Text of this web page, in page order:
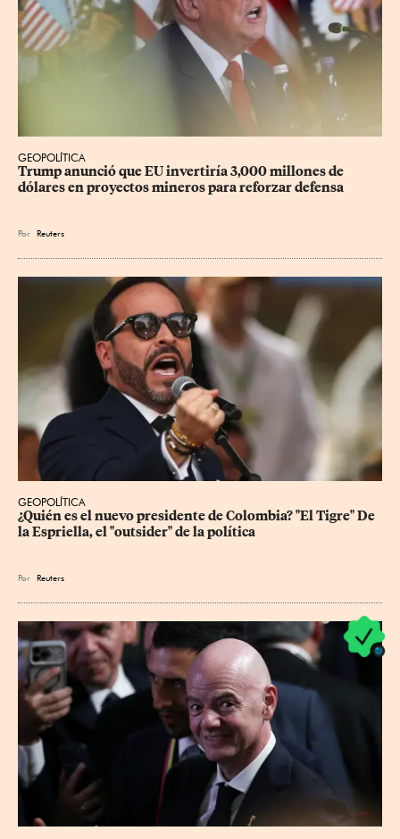
GEOPOLÍTICA
Trump anunció que EU invertiría 3,000 millones de
dólares en proyectos mineros para reforzar defensa
Por Reuters
GEOPOLÍTICA
¿Quién es el nuevo presidente de Colombia? "El Tigre" De
la Espriella, el "outsider" de la política
Por Reuters